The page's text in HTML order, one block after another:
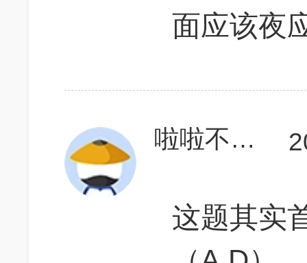
面应该夜
啦啦不是问题
这题其实